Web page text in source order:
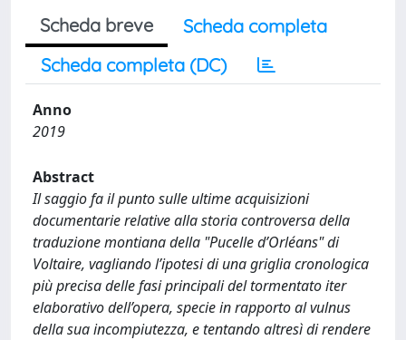
Scheda breve
Scheda completa
Scheda completa (DC)
Anno
2019
Abstract
Il saggio fa il punto sulle ultime acquisizioni
documentarie relative alla storia controversa della
traduzione montiana della "Pucelle d’Orléans" di
Voltaire, vagliando l’ipotesi di una griglia cronologica
più precisa delle fasi principali del tormentato iter
elaborativo dell’opera, specie in rapporto al vulnus
della sua incompiutezza, e tentando altresì di rendere